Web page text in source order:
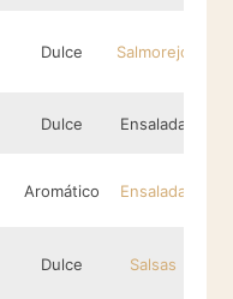
Dulce Salmorejo
Dulce Ensalada
Aromático Ensalada
Dulce Salsas